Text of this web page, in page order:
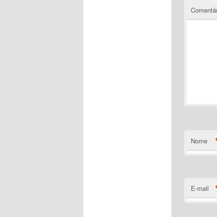
Nome
E-mail